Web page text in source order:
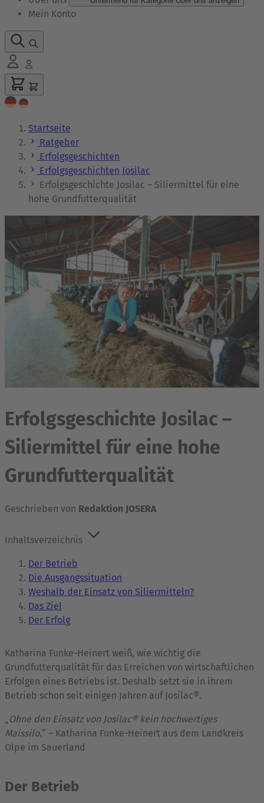
Mein Konto
Startseite
Ratgeber
Erfolgsgeschichten
Erfolgsgeschichten Josilac
Erfolgsgeschichte Josilac – Siliermittel für eine
hohe Grundfutterqualität
Erfolgsgeschichte Josilac –
Siliermittel für eine hohe
Grundfutterqualität
Geschrieben von Redaktion JOSERA
Inhaltsverzeichnis
Der Betrieb
Die Ausgangssituation
Weshalb der Einsatz von Siliermitteln?
Das Ziel
Der Erfolg
Katharina Funke-Heinert weiß, wie wichtig die
Grundfutterqualität für das Erreichen von wirtschaftlichen
Erfolgen eines Betriebs ist. Deshalb setzt sie in ihrem
Betrieb schon seit einigen Jahren auf Josilac®.
„Ohne den Einsatz von Josilac® kein hochwertiges
Maissilo.“ – Katharina Funke-Heinert aus dem Landkreis
Olpe im Sauerland
Der Betrieb